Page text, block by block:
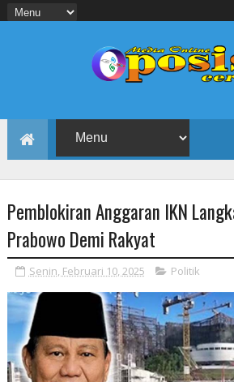
Pemblokiran Anggaran IKN
Prabowo Demi Rakyat
Senin, Februari 10, 2025 Politik